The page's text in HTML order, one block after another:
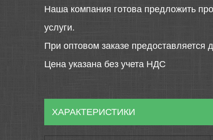
Наша компания готова предложить
услуги.
При оптовом заказе предоставляется
Цена указана без учета НДС
ХАРАКТЕРИСТИКИ